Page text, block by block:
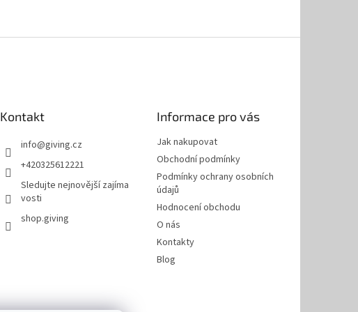
Kontakt
info@giving.cz
+420325612221
Sledujte nejnovější zajíma
vosti
shop.giving
Informace pro vás
Jak nakupovat
Obchodní podmínky
Podmínky ochrany osobních
údajů
Hodnocení obchodu
O nás
Kontakty
Blog